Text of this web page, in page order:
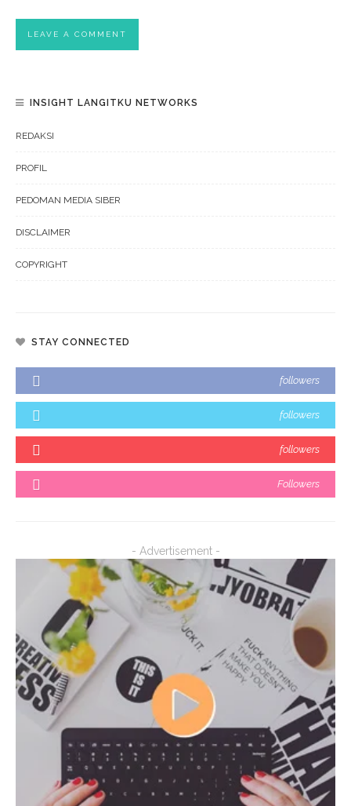
INSIGHT LANGITKU NETWORKS
REDAKSI
PROFIL
PEDOMAN MEDIA SIBER
DISCLAIMER
COPYRIGHT
STAY CONNECTED
followers
followers
followers
Followers
- Advertisement -